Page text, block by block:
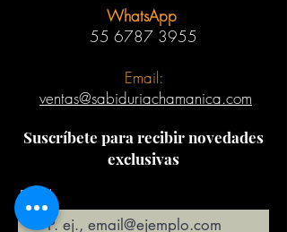
WhatsApp
55 6787 3955
Email:
ventas@sabiduriachamanica.com
Suscríbete para recibir novedades
exclusivas
Email